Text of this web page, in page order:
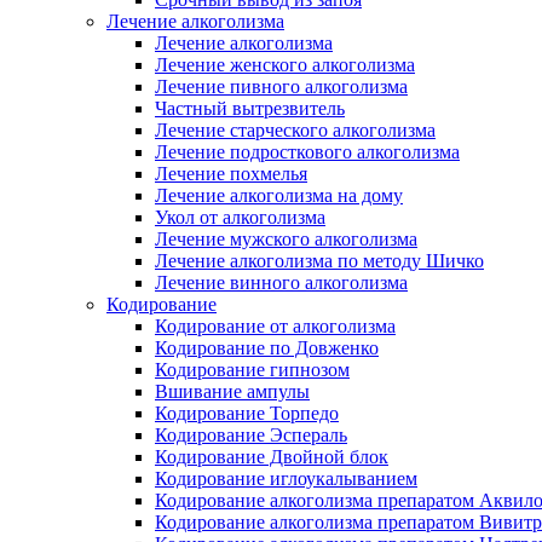
Лечение алкоголизма
Лечение алкоголизма
Лечение женского алкоголизма
Лечение пивного алкоголизма
Частный вытрезвитель
Лечение старческого алкоголизма
Лечение подросткового алкоголизма
Лечение похмелья
Лечение алкоголизма на дому
Укол от алкоголизма
Лечение мужского алкоголизма
Лечение алкоголизма по методу Шичко
Лечение винного алкоголизма
Кодирование
Кодирование от алкоголизма
Кодирование по Довженко
Кодирование гипнозом
Вшивание ампулы
Кодирование Торпедо
Кодирование Эспераль
Кодирование Двойной блок
Кодирование иглоукалыванием
Кодирование алкоголизма препаратом
Кодирование алкоголизма препаратом